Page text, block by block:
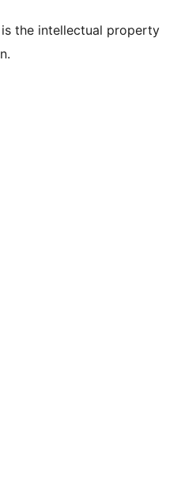
the intellectual property